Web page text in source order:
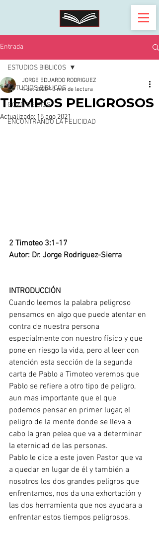
Entrada
ESTUDIOS BIBLICOS
GOZO DE DIOS
ENCONTRANDO LA FELICIDAD
ESTUDIOS BIBLICOS
TIEMPOS PELIGROSOS
JORGE EDUARDO RODRIGUEZ
4 oct 2020 10 min de lectura
Actualizado: 15 ago 2021
2 Timoteo 3:1-17
Autor: Dr. Jorge Rodriguez-Sierra
INTRODUCCIÓN
Cuando leemos la palabra peligroso
pensamos en algo que puede atentar en
contra de nuestra persona
especialmente con nuestro físico y que
pone en riesgo la vida, pero al leer con
atención esta sección de la segunda
carta de Pablo a Timoteo veremos que
Pablo se refiere a otro tipo de peligro,
aun mas importante que el que
podemos pensar en primer lugar, el
peligro de la mente donde se lleva a
cabo la gran pelea que va a determinar
la eternidad de las personas.
Pablo le dice a este joven Pastor que va
a quedar en lugar de él y también a
nosotros los dos grandes peligros que
enfrentamos, nos da una exhortación y
las dos herramienta que nos ayudara a
enfrentar estos tiempos peligrosos.